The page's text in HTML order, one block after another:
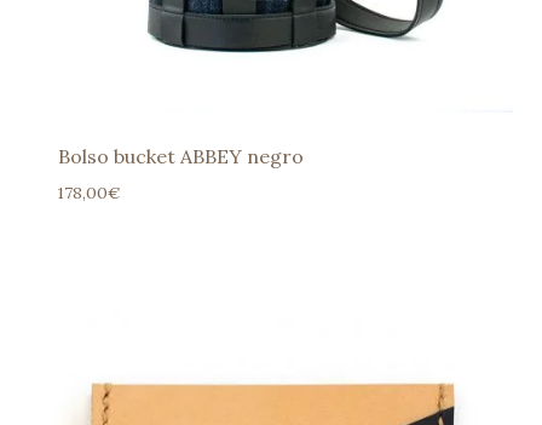
Bolso bucket ABBEY negro
178,00€